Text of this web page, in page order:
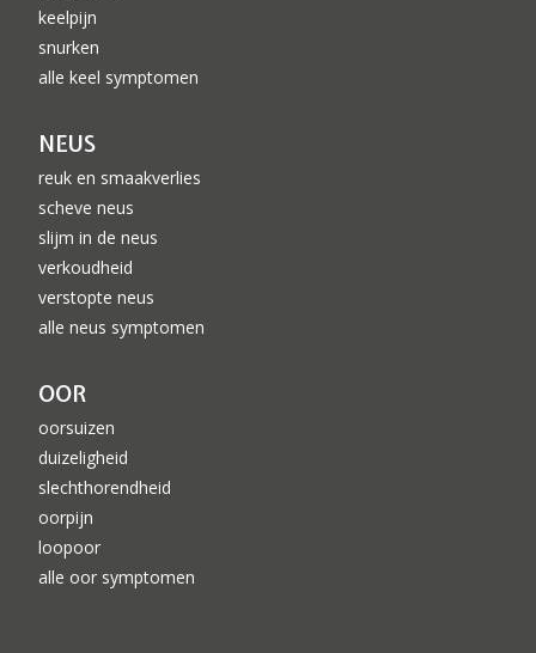
keelpijn
snurken
alle keel symptomen
NEUS
reuk en smaakverlies
scheve neus
slijm in de neus
verkoudheid
verstopte neus
alle neus symptomen
OOR
oorsuizen
duizeligheid
slechthorendheid
oorpijn
loopoor
alle oor symptomen